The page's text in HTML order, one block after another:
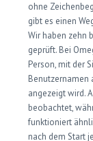
ohne
gibt es einen
Wir haben zehn
geprüft. Bei
Person, mit der
angezeigt wird.
beobachtet,
funktioniert
nach dem Start